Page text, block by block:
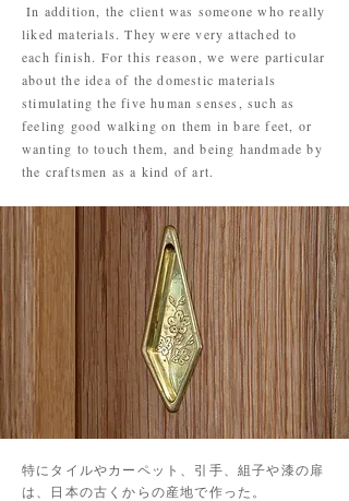
In addition, the client was someone who really
liked materials. They were very attached to
each finish. For this reason, we were particular
about the idea of the domestic materials
stimulating the five human senses, such as
feeling good walking on them in bare feet, or
wanting to touch them, and being handmade by
the craftsmen as a kind of art.
特にタイルやカーペット、引手、組子や漆の扉
は、日本の古くからの産地で作った。